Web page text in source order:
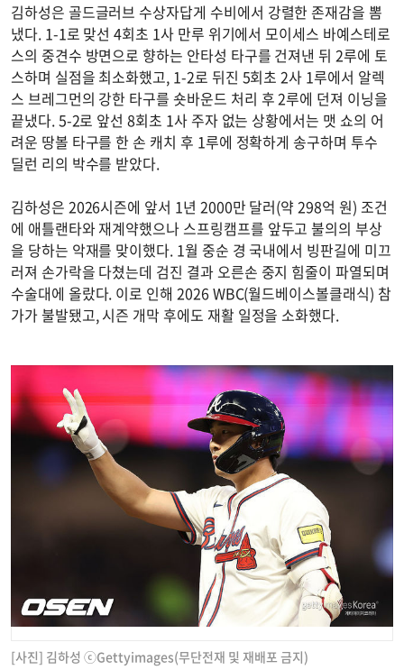
김하성은 골드글러브 수상자답게 수비에서 강렬한 존재감을 뽐
냈다. 1-1로 맞선 4회초 1사 만루 위기에서 모이세스 바예스테로
스의 중견수 방면으로 향하는 안타성 타구를 건져낸 뒤 2루에 토
스하며 실점을 최소화했고, 1-2로 뒤진 5회초 2사 1루에서 알렉
스 브레그먼의 강한 타구를 숏바운드 처리 후 2루에 던져 이닝을
끝냈다. 5-2로 앞선 8회초 1사 주자 없는 상황에서는 맷 쇼의 어
려운 땅볼 타구를 한 손 캐치 후 1루에 정확하게 송구하며 투수
딜런 리의 박수를 받았다.
김하성은 2026시즌에 앞서 1년 2000만 달러(약 298억 원) 조건
에 애틀랜타와 재계약했으나 스프링캠프를 앞두고 불의의 부상
을 당하는 악재를 맞이했다. 1월 중순 경 국내에서 빙판길에 미끄
러져 손가락을 다쳤는데 검진 결과 오른손 중지 힘줄이 파열되며
수술대에 올랐다. 이로 인해 2026 WBC(월드베이스볼클래식) 참
가가 불발됐고, 시즌 개막 후에도 재활 일정을 소화했다.
[사진] 김하성 ⓒGettyimages(무단전재 및 재배포 금지)